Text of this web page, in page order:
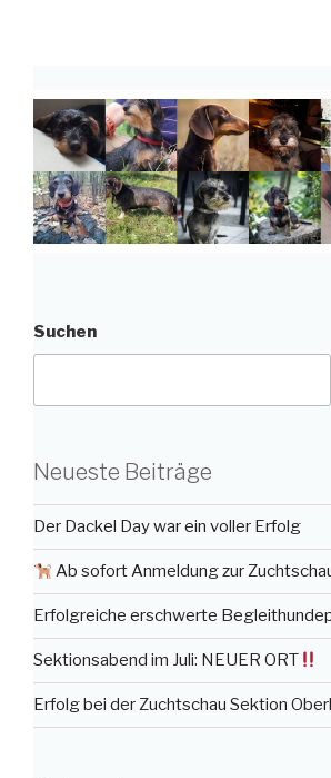
Suchen
Neueste Beiträge
Der Dackel Day war ein voller Erfolg
Ab sofort Anmeldung zur
Erfolgreiche erschwerte
Sektionsabend im Juli: NEUER ORT
Erfolg bei der Zuchtschau Sektion